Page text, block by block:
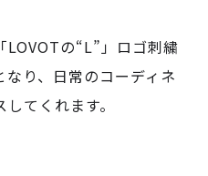
の“L”」ロゴ刺繍
り、日常のコーディネ
てくれます。